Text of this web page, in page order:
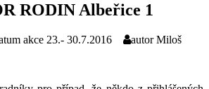
RODIN Albeřice 1
akce 23.- 30.7.2016 autorMiloš